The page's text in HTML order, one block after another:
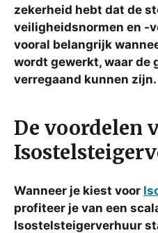
zekerheid hebt dat de
veiligheidsnormen en -
vooral belangrijk
wordt gewerkt, waar de
verregaand kunnen zijn.
De voordelen
Wanneer je kiest voor
profiteer je van een
Isostelsteigerverhuur